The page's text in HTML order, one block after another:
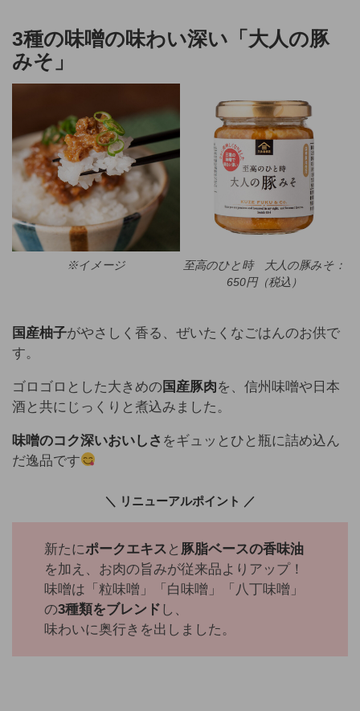
3種の味噌の味わい深い「大人の豚
みそ」
※イメージ
至高のひと時 大人の豚みそ：
650円（税込）
国産柚子がやさしく香る、ぜいたくなごはんのお供で
す。
ゴロゴロとした大きめの 国産豚肉を、信州味噌や日本
酒と共にじっくりと煮込みました。
味噌のコク深いおいしさ をギュッとひと瓶に詰め込ん
だ逸品です
＼ リニューアルポイント ／
新たにポークエキス と 豚脂ベースの香味油
を加え、お肉の旨みが従来品よりアップ！
味噌は「粒味噌」「白味噌」「八丁味噌」
の3種類をブレンド し、
味わいに奥行きを出しました。